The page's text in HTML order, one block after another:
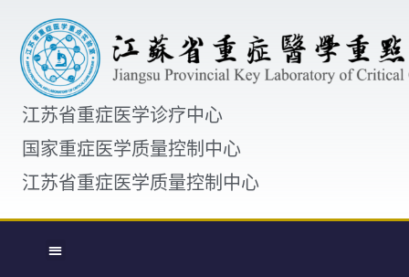
江苏省重症医学诊疗中心
国家重症医学质量控制中心
江苏省重症医学质量控制中心